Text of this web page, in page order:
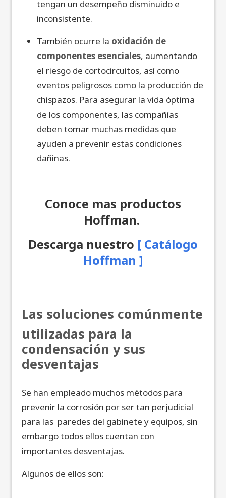
tengan un desempeño disminuido e
inconsistente.
También ocurre la oxidación de
componentes esenciales, aumentando
el riesgo de cortocircuitos, así como
eventos peligrosos como la producción de
chispazos. Para asegurar la vida óptima
de los componentes, las compañías
deben tomar muchas medidas que
ayuden a prevenir estas condiciones
dañinas.
Conoce mas productos
Hoffman.
Descarga nuestro [ Catálogo
Hoffman ]
Las soluciones comúnmente
utilizadas para la
condensación y sus
desventajas
Se han empleado muchos métodos para
prevenir la corrosión por ser tan perjudicial
para las paredes del gabinete y equipos, sin
embargo todos ellos cuentan con
importantes desventajas.
Algunos de ellos son: